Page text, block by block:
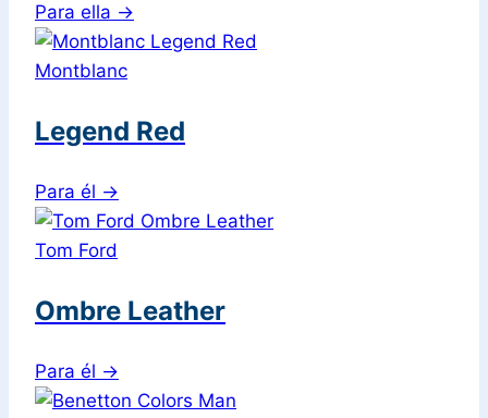
Para ella →
Montblanc
Legend Red
Para él →
Tom Ford
Ombre Leather
Para él →